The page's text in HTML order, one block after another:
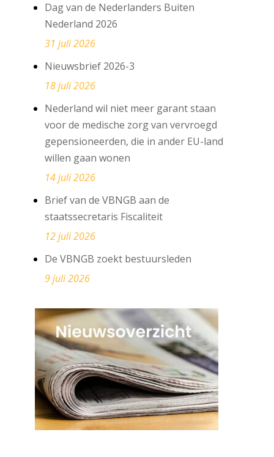
Dag van de Nederlanders Buiten
Nederland 2026
31 juli 2026
Nieuwsbrief 2026-3
18 juli 2026
Nederland wil niet meer garant staan
voor de medische zorg van vervroegd
gepensioneerden, die in ander EU-land
willen gaan wonen
14 juli 2026
Brief van de VBNGB aan de
staatssecretaris Fiscaliteit
12 juli 2026
De VBNGB zoekt bestuursleden
9 juli 2026